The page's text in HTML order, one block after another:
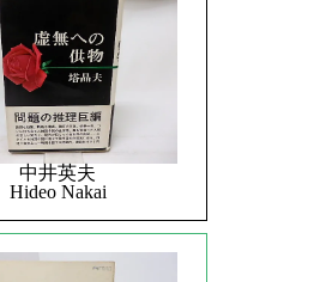
中井英夫
Hideo Nakai